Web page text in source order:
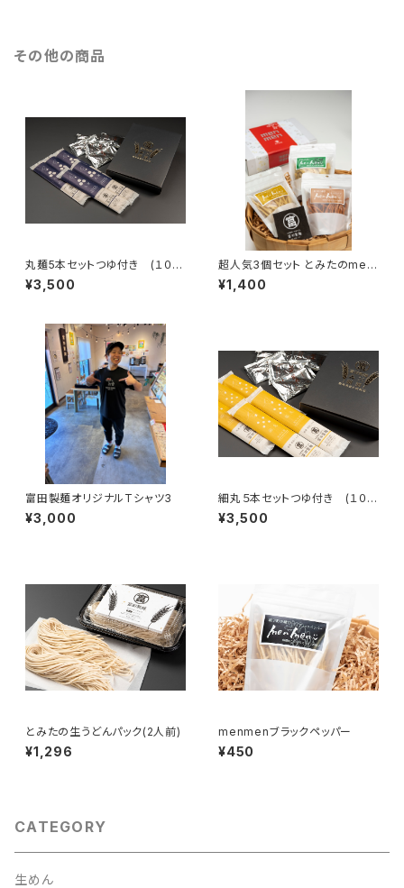
その他の商品
丸麺5本セットつゆ付き (１０食
分)
¥3,500
超人気3個セット とみたのmen
men
¥1,400
富田製麺オリジナルTシャツ3
¥3,000
細丸５本セットつゆ付き (１０食
分)
¥3,500
とみたの生うどんパック(2人前)
¥1,296
menmenブラックペッパー
¥450
CATEGORY
生めん